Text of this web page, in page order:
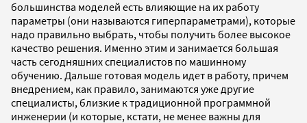
большинства моделей есть влияющие на их работу
параметры (они называются гиперпараметрами), которые
надо правильно выбрать, чтобы получить более высокое
качество решения. Именно этим и занимается большая
часть сегодняшних специалистов по машинному
обучению. Дальше готовая модель идет в работу, причем
внедрением, как правило, занимаются уже другие
специалисты, близкие к традиционной программной
инженерии (и которые, кстати, не менее важны для